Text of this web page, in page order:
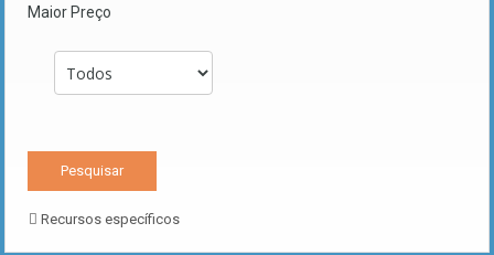
Maior Preço
Recursos específicos